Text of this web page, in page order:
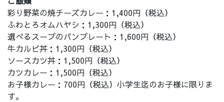
彩り野菜の焼チーズカレー：1,400円（税込）
ふわとろオムハヤシ：1,300円（税込）
選べるスープのパンプレート：1,600円（税込）
牛カルビ丼：1,300円（税込）
ソースカツ丼：1,500円（税込）
カツカレー：1,500円（税込）
お子様カレー：700円（税込）小学生迄のお子様に限りま
す。